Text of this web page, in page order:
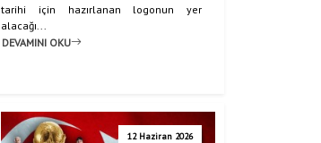
tarihi için hazırlanan logonun yer
alacağı...
DEVAMINI OKU
12 Haziran 2026